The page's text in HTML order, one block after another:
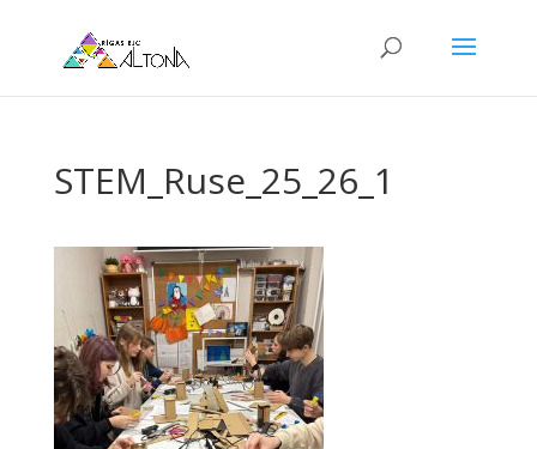
STEM_Ruse_25_26_1